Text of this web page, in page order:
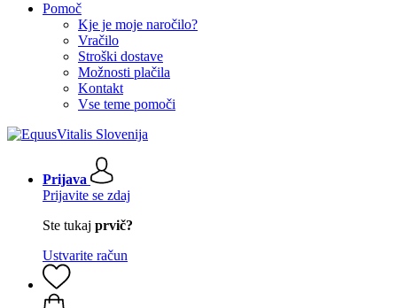
Pomoč
Kje je moje naročilo?
Vračilo
Stroški dostave
Možnosti plačila
Kontakt
Vse teme pomoči
Prijava
Prijavite se zdaj
Ste tukaj prvič?
Ustvarite račun